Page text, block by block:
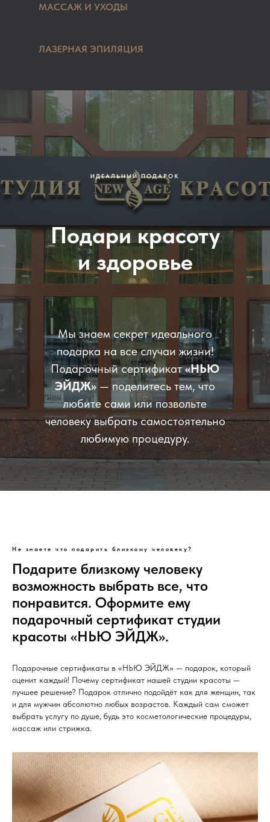
ЛАЗЕРНАЯ ЭПИЛЯЦИЯ
МАССАЖ И УХОДЫ
Подари красоту
и здоровье
Мы знаем секрет идеального
подарка на все случаи жизни!
Подарочный сертификат«НЬЮ
ЭЙДЖ»— поделитесь тем, что
любите сами или позвольте
человеку выбрать самостоятельно
любимую процедуру.
ИДЕАЛЬНЫЙ ПОДАРОК
Не знаете что подарить близкому человеку?
Подарите близкому человеку
возможность выбрать все, что
понравится. Оформите ему
подарочный сертификат студии
красоты «НЬЮ ЭЙДЖ».
Подарочные сертификаты в «НЬЮ ЭЙДЖ» — подарок, который
оценит каждый! Почему сертификат нашей студии красоты —
лучшее решение? Подарок отлично подойдёт как для женщин, так
и для мужчин абсолютно любых возрастов. Каждый сам сможет
выбрать услугу по душе, будь это косметологические процедуры,
массаж или стрижка.